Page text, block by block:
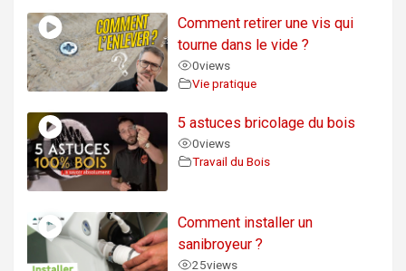
Comment retirer une vis qui
tourne dans le vide ?
0views
Vie pratique
5 astuces bricolage du bois
0views
Travail du Bois
Comment installer un
sanibroyeur ?
25views